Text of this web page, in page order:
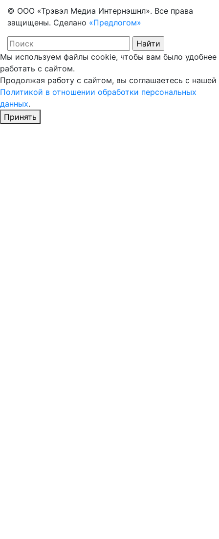
© ООО «Трэвэл Медиа Интернэшнл». Все права
защищены. Сделано «Предлогом»
Мы используем файлы cookie, чтобы вам было удобнее
работать с сайтом.
Продолжая работу с сайтом, вы соглашаетесь с нашей
Политикой в отношении обработки персональных
данных.
Принять